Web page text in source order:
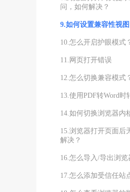
问，如何解决？
9.如何设置兼容性视图
10.怎么开启护眼模式
11.网页打开错误
12.怎么切换兼容模式
13.使用PDF转Word时
14.如何切换浏览器内
15.浏览器打开页面后
解决？
16.怎么导入/导出浏览
17.怎么添加受信任站